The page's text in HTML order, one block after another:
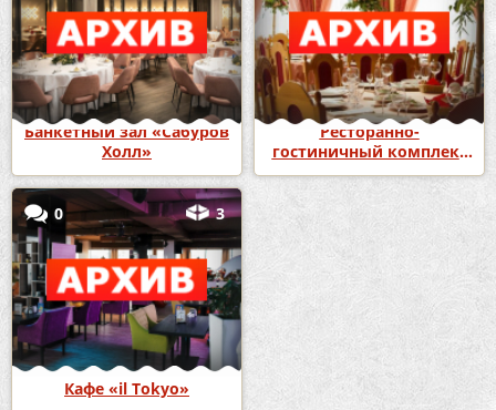
Банкетный зал «Сабуров
Холл»
Ресторанно-
гостиничный комплекс
«Версаль»
0
3
Кафе «il Tokyo»